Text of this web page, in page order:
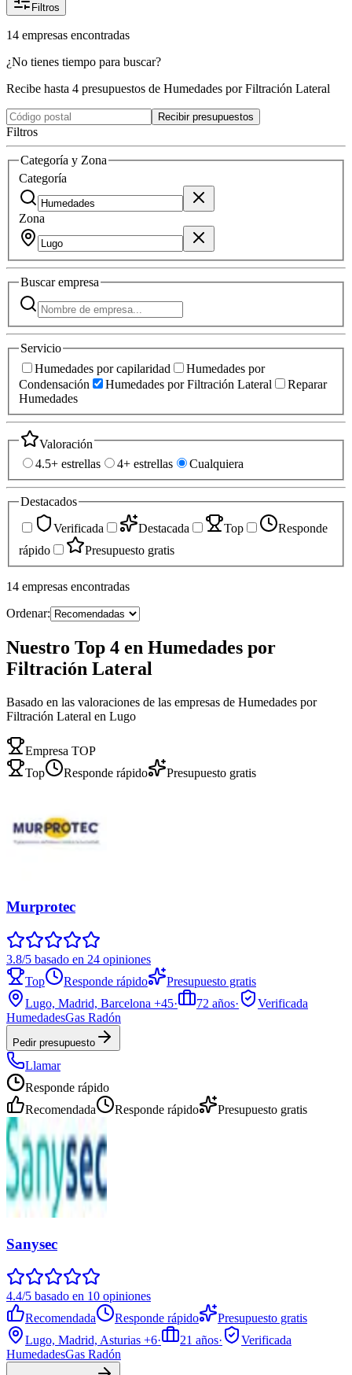
Filtros
14 empresas encontradas
¿No tienes tiempo para buscar?
Recibe hasta 4 presupuestos de Humedades por Filtración Lateral
Recibir presupuestos
Filtros
Categoría y Zona
Categoría
Zona
Buscarempresa
Servicio
Humedades por capilaridad
Humedades por
Condensación
Humedades por Filtración Lateral
Reparar
Humedades
Valoración
4.5+ estrellas
4+ estrellas Cualquiera
Destacados
Verificada
Destacada Top
Responde
rápido
Presupuesto gratis
14 empresas encontradas
Ordenar:
Nuestro Top 4 en Humedades por
Filtración Lateral
Basado en las valoraciones de las empresas de Humedades por
Filtración Lateral en Lugo
Empresa TOP
Top
Responde rápido Presupuesto gratis
Murprotec
3.8/5 basado en 24 opiniones
Top
Responde rápido
Presupuesto gratis
Lugo, Madrid, Barcelona +45· 72 años·
Verificada
HumedadesGas Radón
Pedir presupuesto
Llamar
Responde rápido
Recomendada
Responde rápido Presupuesto gratis
Sanysec
4.4/5 basado en 10 opiniones
Recomendada
Responde rápido
Presupuesto gratis
Lugo, Madrid, Asturias +6· 21 años·
Verificada
HumedadesGas Radón